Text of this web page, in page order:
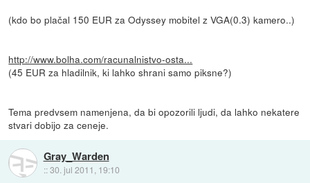
(kdo bo plačal 150 EUR za Odyssey mobitel z VGA(0.3) kamero..)
http://www.bolha.com/racunalnistvo-osta...
(45 EUR za hladilnik, ki lahko shrani samo piksne?)
Tema predvsem namenjena, da bi opozorili ljudi, da lahko nekatere
stvari dobijo za ceneje.
Gray_Warden
::30. jul 2011, 19:10